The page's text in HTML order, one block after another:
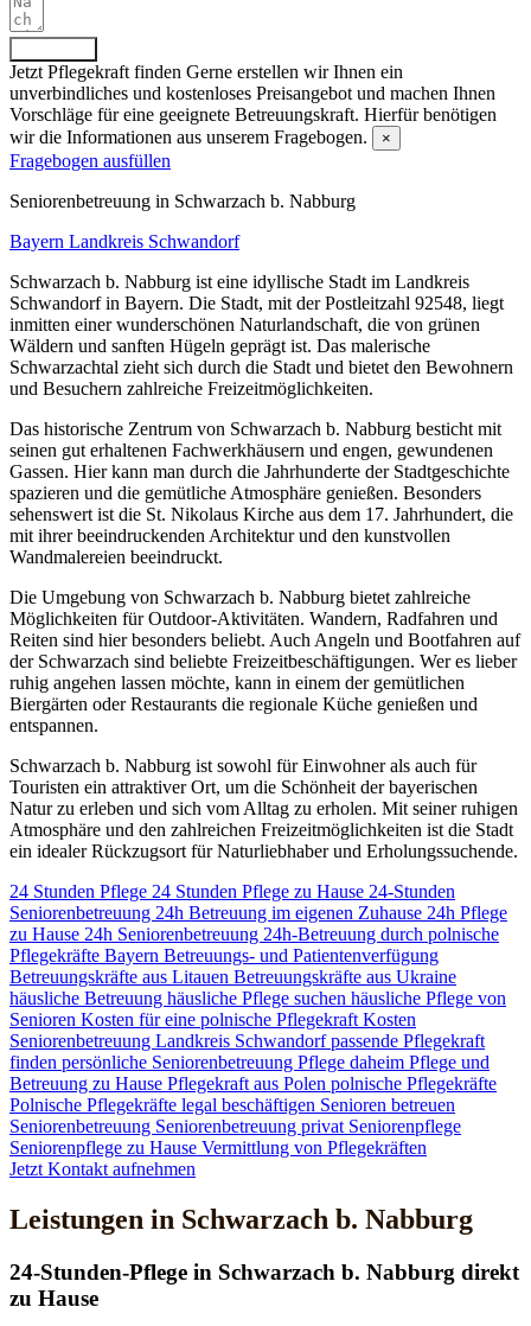
Jetzt Pflegekraft finden Gerne erstellen wir Ihnen ein
unverbindliches und kostenloses Preisangebot und machen Ihnen
Vorschläge für eine geeignete Betreuungskraft. Hierfür benötigen
wir die Informationen aus unserem Fragebogen.
×
Fragebogen ausfüllen
Senioren­betreuung in Schwarzach b. Nabburg
Bayern Landkreis Schwandorf
Schwarzach b. Nabburg ist eine idyllische Stadt im Landkreis
Schwandorf in Bayern. Die Stadt, mit der Postleitzahl 92548, liegt
inmitten einer wunderschönen Naturlandschaft, die von grünen
Wäldern und sanften Hügeln geprägt ist. Das malerische
Schwarzachtal zieht sich durch die Stadt und bietet den Bewohnern
und Besuchern zahlreiche Freizeitmöglichkeiten.
Das historische Zentrum von Schwarzach b. Nabburg besticht mit
seinen gut erhaltenen Fachwerkhäusern und engen, gewundenen
Gassen. Hier kann man durch die Jahrhunderte der Stadtgeschichte
spazieren und die gemütliche Atmosphäre genießen. Besonders
sehenswert ist die St. Nikolaus Kirche aus dem 17. Jahrhundert, die
mit ihrer beeindruckenden Architektur und den kunstvollen
Wandmalereien beeindruckt.
Die Umgebung von Schwarzach b. Nabburg bietet zahlreiche
Möglichkeiten für Outdoor-Aktivitäten. Wandern, Radfahren und
Reiten sind hier besonders beliebt. Auch Angeln und Bootfahren auf
der Schwarzach sind beliebte Freizeitbeschäftigungen. Wer es lieber
ruhig angehen lassen möchte, kann in einem der gemütlichen
Biergärten oder Restaurants die regionale Küche genießen und
entspannen.
Schwarzach b. Nabburg ist sowohl für Einwohner als auch für
Touristen ein attraktiver Ort, um die Schönheit der bayerischen
Natur zu erleben und sich vom Alltag zu erholen. Mit seiner ruhigen
Atmosphäre und den zahlreichen Freizeitmöglichkeiten ist die Stadt
ein idealer Rückzugsort für Naturliebhaber und Erholungssuchende.
24 Stunden Pflege 24 Stunden Pflege zu Hause 24-Stunden
Seniorenbetreuung 24h Betreuung im eigenen Zuhause 24h Pflege
zu Hause 24h Seniorenbetreuung 24h-Betreuung durch polnische
Pflegekräfte Bayern Betreuungs- und Patientenverfügung
Betreuungskräfte aus Litauen Betreuungskräfte aus Ukraine
häusliche Betreuung häusliche Pflege suchen häusliche Pflege von
Senioren Kosten für eine polnische Pflegekraft Kosten
Seniorenbetreuung Landkreis Schwandorfpassende Pflegekraft
finden persönliche Seniorenbetreuung Pflege daheim Pflege und
Betreuung zu Hause Pflegekraft aus Polen polnische Pflegekräfte
Polnische Pflegekräfte legal beschäftigen Senioren betreuen
Seniorenbetreuung Seniorenbetreuung privat Seniorenpflege
Seniorenpflege zu Hause Vermittlung von Pflegekräften
Jetzt Kontakt aufnehmen
Leistungen in Schwarzach b. Nabburg
24-Stunden-Pflege in Schwarzach b. Nabburg direkt
zu Hause